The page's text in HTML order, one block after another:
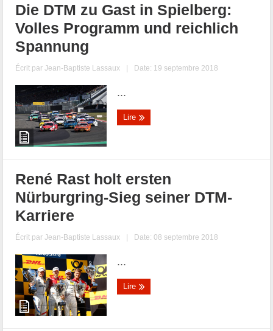
Die DTM zu Gast in Spielberg:
Volles Programm und reichlich
Spannung
Écrit parJean-Baptiste Lassaux | Date: 19 septembre 2018
...
Lire
René Rast holt ersten
Nürburgring-Sieg seiner DTM-
Karriere
Écrit parJean-Baptiste Lassaux | Date: 08 septembre 2018
...
Lire